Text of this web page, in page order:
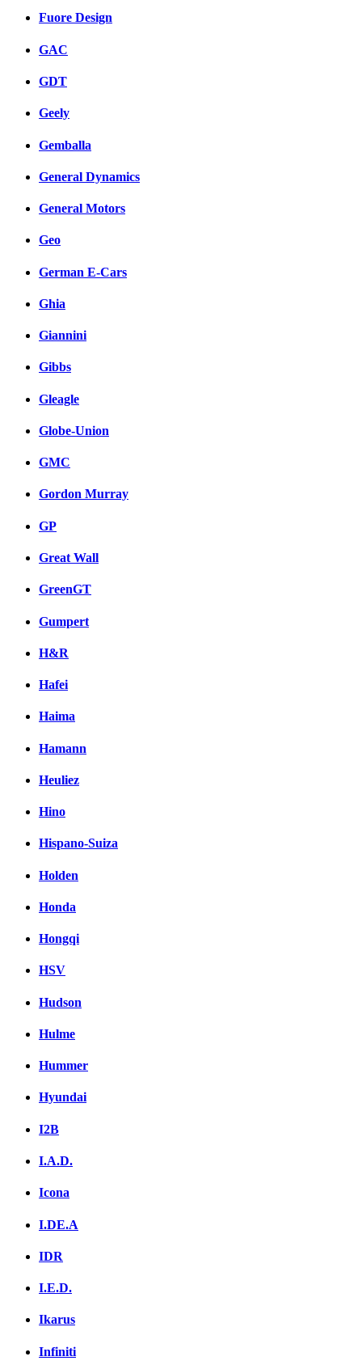
Fuore Design
GAC
GDT
Geely
Gemballa
General Dynamics
General Motors
Geo
German E-Cars
Ghia
Giannini
Gibbs
Gleagle
Globe-Union
GMC
Gordon Murray
GP
Great Wall
GreenGT
Gumpert
H&R
Hafei
Haima
Hamann
Heuliez
Hino
Hispano-Suiza
Holden
Honda
Hongqi
HSV
Hudson
Hulme
Hummer
Hyundai
I2B
I.A.D.
Icona
I.DE.A
IDR
I.E.D.
Ikarus
Infiniti